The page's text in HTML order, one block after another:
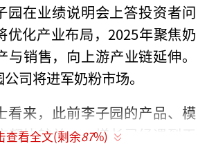
园在业绩说明会上答投资者问
优化产业布局，2025年聚焦奶
销售，向上游产业链延伸。
司将进军奶粉市场。
看来，此前李子园的产品、模
都比较单一，增长已经遇到天
查看全文(剩余87%)